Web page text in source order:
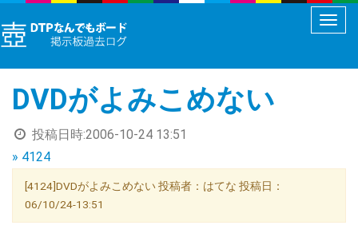
メ
ュ
DVDがよみこめない
投稿日時:2006-10-24 13:51
» 4124
[4124]DVDがよみこめない 投稿者：はてな 投稿日：
06/10/24-13:51